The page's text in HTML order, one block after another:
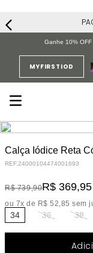
Ganhe 10%
MYFIRSTIOD
Calça Iódice Reta
REF.24000104474001693
R$ 739,90R$ 369,95
ou 7x de R$ 52,85 sem
34 36 38